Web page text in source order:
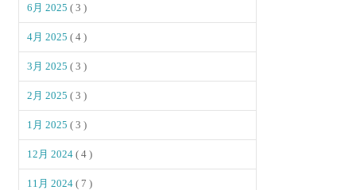
6月 2025( 3 )
4月 2025( 4 )
3月 2025( 3 )
2月 2025( 3 )
1月 2025( 3 )
12月 2024( 4 )
11月 2024( 7 )